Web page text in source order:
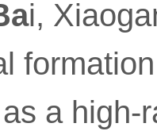
i,
a high-